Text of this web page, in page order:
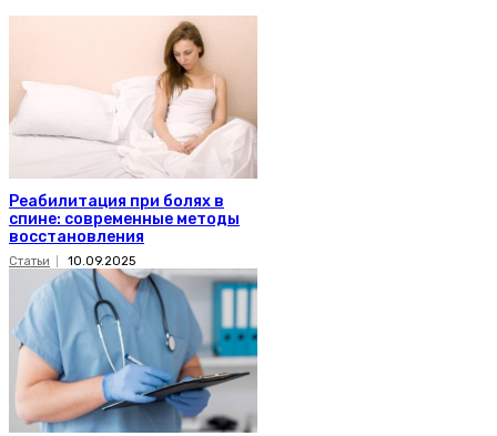
Реабилитация при болях в
спине: современные методы
восстановления
Статьи 10.09.2025